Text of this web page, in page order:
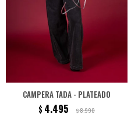
CAMPERA TADA - PLATEADO
$ 4.495 $8.990